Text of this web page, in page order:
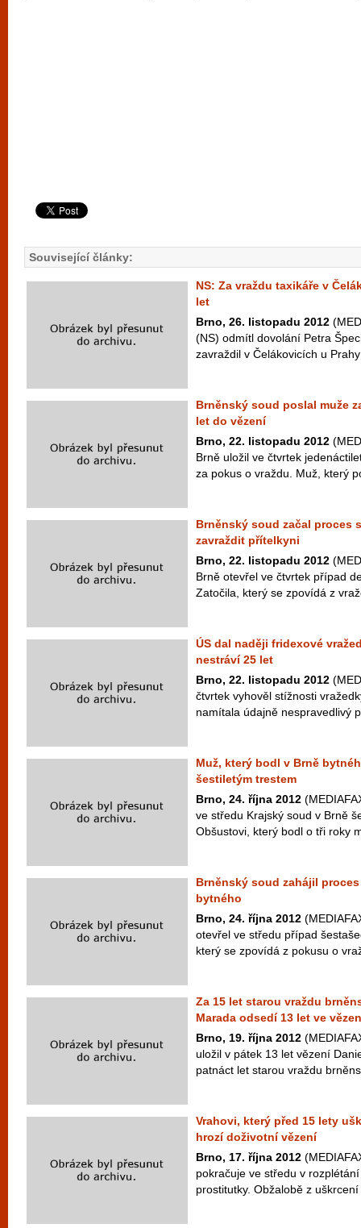
Související články:
NS: Za vraždu taxikáře v
let
Brno, 26. listopadu 2012
(NS) odmítl dovolání Petra
zavraždil v Čelákovicích u
Brněnský soud poslal muže
let do vězení
Brno, 22. listopadu 2012
Brně uložil ve čtvrtek
za pokus o vraždu. Muž, který
Brněnský soud začal proces
zavraždit přítelkyni
Brno, 22. listopadu 2012
Brně otevřel ve čtvrtek případ
Zatočila, který se zpovídá z
ÚS dal naději fridexové
nestráví 25 let
Brno, 22. listopadu 2012
čtvrtek vyhověl stížnosti
namítala údajně nespravedlivý
Muž, který bodl v Brně
šestiletým trestem
Brno, 24. října 2012
ve středu Krajský soud v Brně
Obšustovi, který bodl o tři roky
Brněnský soud zahájil
bytného
Brno, 24. října 2012
otevřel ve středu případ
který se zpovídá z pokusu o
Za 15 let starou vraždu
Marada odsedí 13 let ve
Brno, 19. října 2012
uložil v pátek 13 let vězení
patnáct let starou vraždu
Vrahovi, který před 15 lety
hrozí doživotní vězení
Brno, 17. října 2012
pokračuje ve středu v
prostitutky. Obžalobě z